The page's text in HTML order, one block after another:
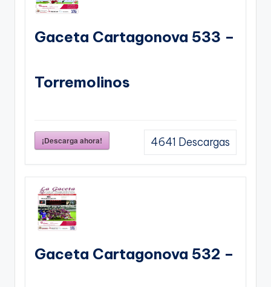
Gaceta Cartagonova 533 –
Torremolinos
¡Descarga ahora! 4641 Descargas
Gaceta Cartagonova 532 –